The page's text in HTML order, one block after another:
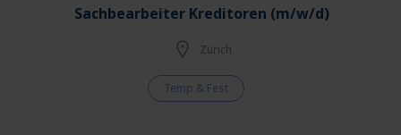
Sachbearbeiter Kreditoren (m/w/d)
Zürich
Temp & Fest